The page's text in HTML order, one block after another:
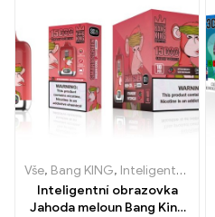
Vše, Bang KING, Inteligentní obrazovka Bang King 15000 Puff
Inteligentní obrazovka
Jahoda meloun Bang King